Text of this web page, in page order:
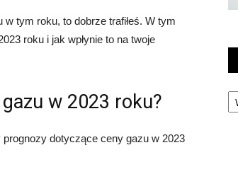
tym roku, to dobrze trafiłeś. W tym
roku i jak wpłynie to na twoje
w 2023 roku?
dotyczące ceny gazu w 2023